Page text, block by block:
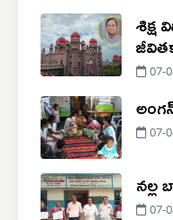
శిక్ష
07-
07-
07-